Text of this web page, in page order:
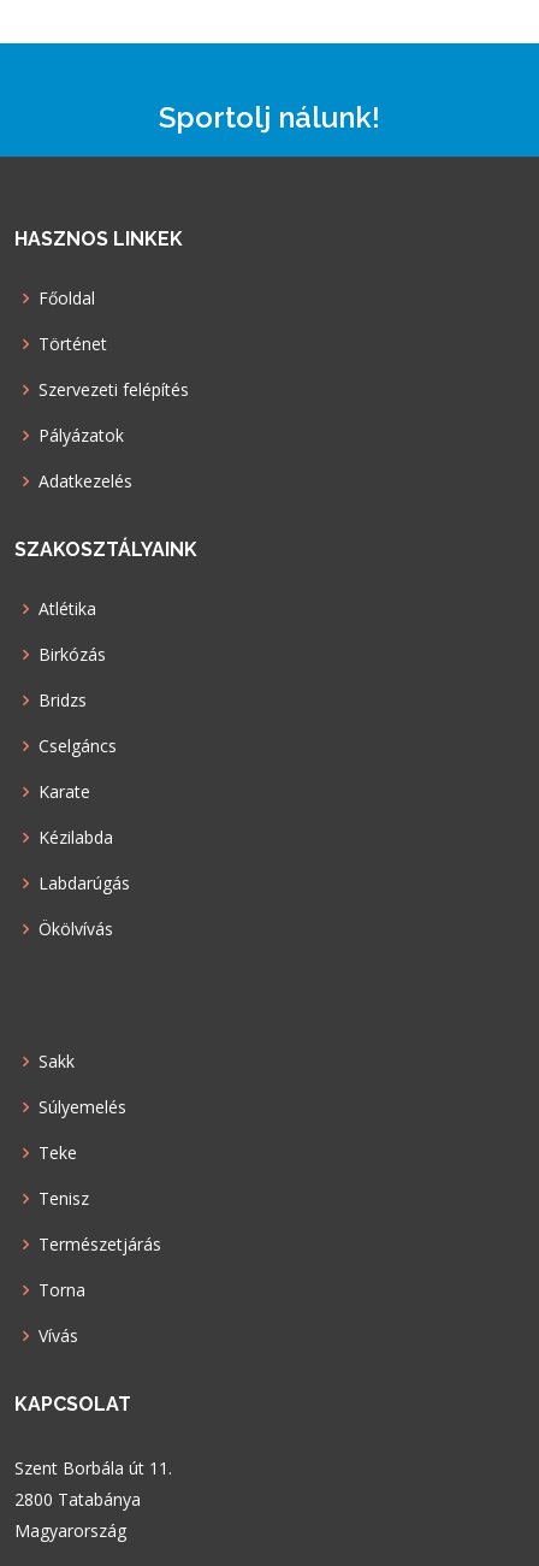
Sportolj nálunk!
HASZNOS LINKEK
Főoldal
Történet
Szervezeti felépítés
Pályázatok
Adatkezelés
SZAKOSZTÁLYAINK
Atlétika
Birkózás
Bridzs
Cselgáncs
Karate
Kézilabda
Labdarúgás
Ökölvívás
Sakk
Súlyemelés
Teke
Tenisz
Természetjárás
Torna
Vívás
KAPCSOLAT
Szent Borbála út 11.
2800 Tatabánya
Magyarország